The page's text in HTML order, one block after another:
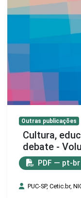
Outras publicações
Cultura,
debate -
PDF — pt-br
PUC-SP, Cetic.br,